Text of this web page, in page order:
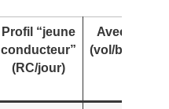
Profil “jeune
conducteur”
(RC/jour)
Avec
(vol/bris/